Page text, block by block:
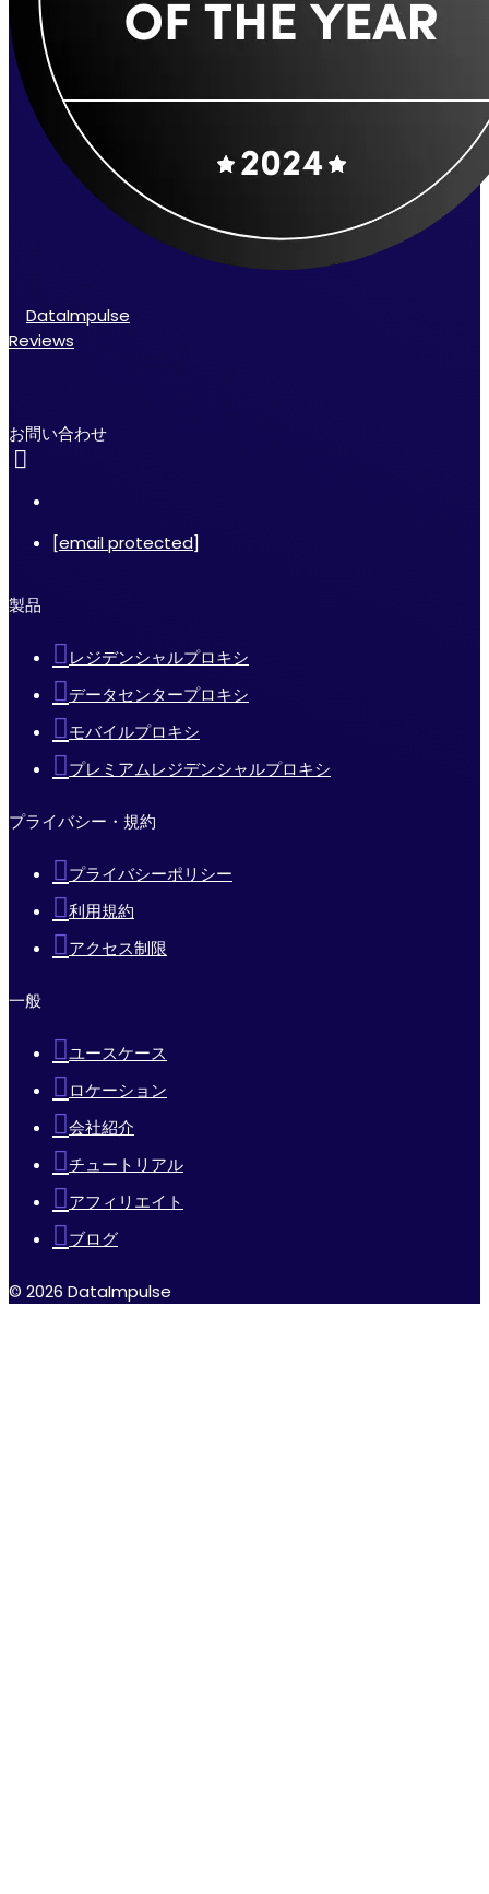
DataImpulse
Reviews
お問い合わせ
[email protected]
製品
レジデンシャルプロキシ
データセンタープロキシ
モバイルプロキシ
プレミアムレジデンシャルプロキシ
プライバシー・規約
プライバシーポリシー
利用規約
アクセス制限
一般
ユースケース
ロケーション
会社紹介
チュートリアル
アフィリエイト
ブログ
© 2026 DataImpulse